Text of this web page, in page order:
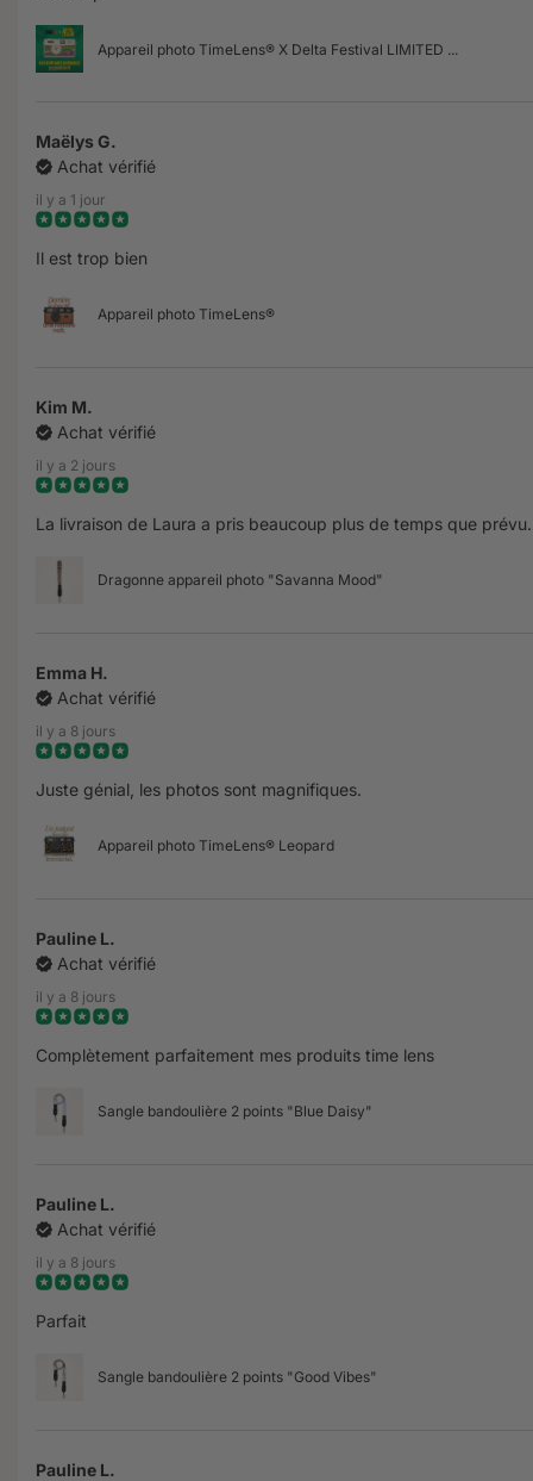
Appareil photo TimeLens® X Delta Festival LIMITED ...
Maëlys G.
Achat vérifié
il y a 1 jour
Il est trop bien
Appareil photo TimeLens®
Kim M.
Achat vérifié
il y a 2 jours
La livraison de Laura a pris beaucoup plus de temps que prévu.
Dragonne appareil photo "Savanna Mood"
Emma H.
Achat vérifié
il y a 8 jours
Juste génial, les photos sont magnifiques.
Appareil photo TimeLens® Leopard
Pauline L.
Achat vérifié
il y a 8 jours
Complètement parfaitement mes produits time lens
Sangle bandoulière 2 points "Blue Daisy"
Pauline L.
Achat vérifié
il y a 8 jours
Parfait
Sangle bandoulière 2 points "Good Vibes"
Pauline L.